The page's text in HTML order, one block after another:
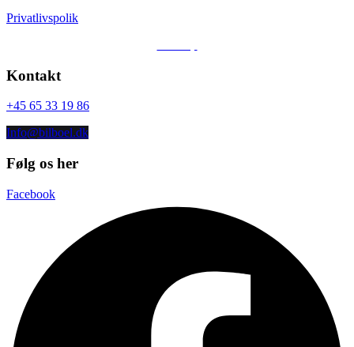
Privatlivspolik
Kontakt
+45 65 33 19 86
Info@bilboel.dk
Følg os her
Facebook